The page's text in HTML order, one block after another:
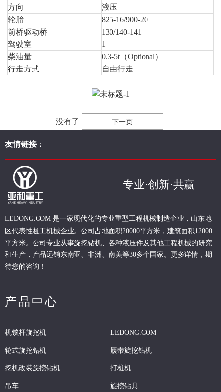
方向
液压
轮胎
825-16/900-20
前桥驱动桥
130/140-141
驾驶室
1
柴油量
0.3-5t（Optional）
行走方式
自由行走
没有了 下一页
友情链接：
专业·创新·共赢
LEDONG.COM 是一家现代化的专业重型工程机械制造企业，山东地
区代表性桩工机械企业。 公司占地面积20000平方米，建筑面积12000
平方米。公司专业从事旋挖钻机、各种液压件及其他工程机械的研究
和生产，产品远销东南亚、非洲、南美等30多个国家。更多详情，期
待您的咨询！
产品中心
机锁杆旋挖机 LEDONG.COM
轮式旋挖钻机 履带旋挖钻机
挖机改装旋挖钻机 打桩机
吊车 旋挖钻具